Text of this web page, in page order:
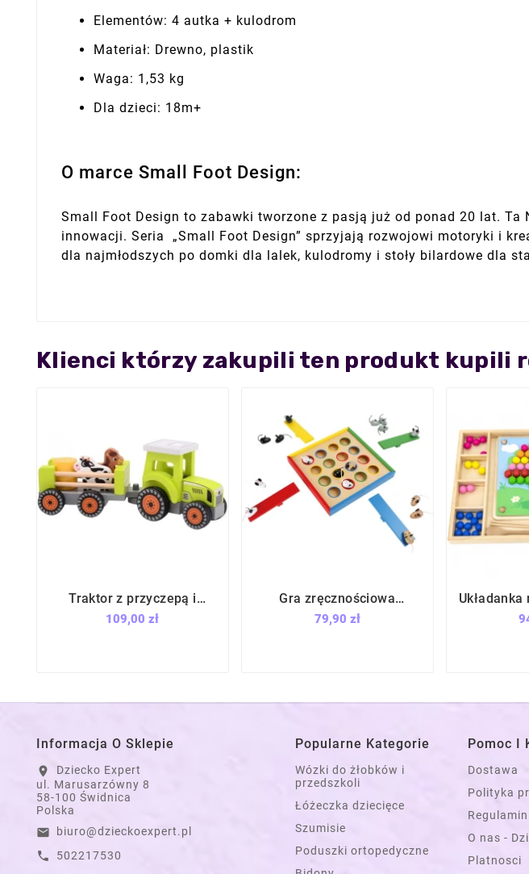
Elementów: 4 autka + kulodrom
Materiał: Drewno, plastik
Waga: 1,53 kg
Dla dzieci: 18m+
O marce Small Foot Design:
Small Foot Design to zabawki tworzone z pasją już od ponad 20 lat. Ta
innowacji. Seria „Small Foot Design” sprzyjają rozwojowi motoryki i
dla najmłodszych po domki dla lalek, kulodromy i stoły bilardowe dla
Klienci którzy zakupili ten produkt kupili
  
Traktor z przyczepą i
zwierzętami / Joueco
109,00 zł  
Gra zręcznościowa
skaczące myszki / Small
Foot Design
79,90 zł
Układanka
i
Informacja O Sklepie
location_on
Dziecko Expert
ul. Marusarzówny 8
58-100 Świdnica
Polska
email biuro@dzieckoexpert.pl
call 502217530
Popularne Kategorie
Wózki do żłobków i
przedszkoli
Łóżeczka dziecięce
Szumisie
Poduszki ortopedyczne
Pomoc I
Dostawa
Polityka
Regulamin
O nas -
Platnosci